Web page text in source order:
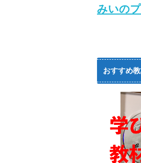
みいの
おすすめ